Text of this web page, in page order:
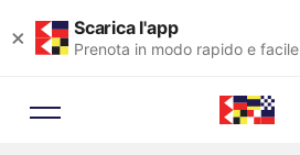
× Scarica l'app
Prenota in modo rapido e facile